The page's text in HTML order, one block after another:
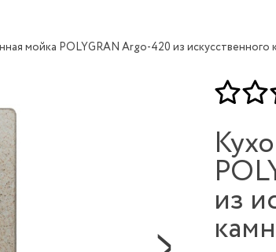
мойка POLYGRAN Argo-420 из искусственного
из